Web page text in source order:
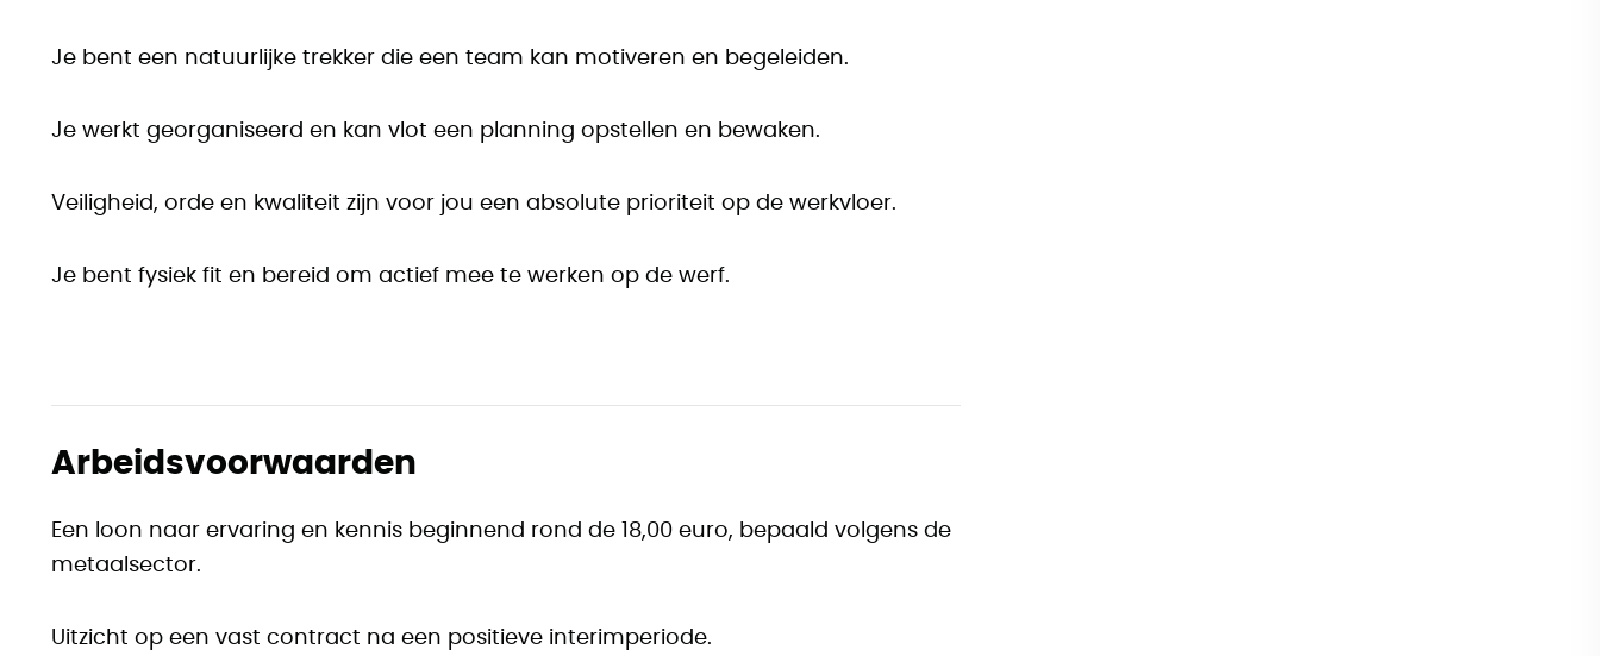
Je bent een natuurlijke trekker die een team kan motiveren en begeleiden.
Je werkt georganiseerd en kan vlot een planning opstellen en bewaken.
Veiligheid, orde en kwaliteit zijn voor jou een absolute prioriteit op de werkvloer.
Je bent fysiek fit en bereid om actief mee te werken op de werf.
Arbeidsvoorwaarden
Een loon naar ervaring en kennis beginnend rond de 18,00 euro, bepaald volgens de
metaalsector.
Uitzicht op een vast contract na een positieve interimperiode.